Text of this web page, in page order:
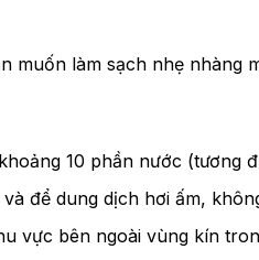
muốn làm sạch nhẹ nhàng
10 phần nước (tương
để dung dịch hơi ấm,
vực bên ngoài vùng kín